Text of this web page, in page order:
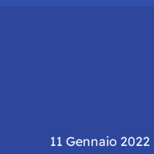
11 Gennaio 2022